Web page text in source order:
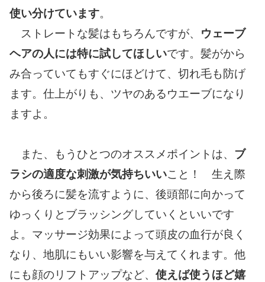
使い分けています。
ストレートな髪はもちろんですが、 ウェーブ
ヘアの人には特に試してほしいです。髪がから
み合っていてもすぐにほどけて、切れ毛も防げ
ます。仕上がりも、ツヤのあるウエーブになり
ますよ。
また、もうひとつのオススメポイントは、 ブ
ラシの適度な刺激が気持ちいいこと！ 生え際
から後ろに髪を流すように、後頭部に向かって
ゆっくりとブラッシングしていくといいです
よ。マッサージ効果によって頭皮の血行が良く
なり、地肌にもいい影響を与えてくれます。他
にも顔のリフトアップなど、 使えば使うほど嬉